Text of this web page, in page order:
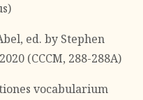
ed. by Stephen
(CCCM, 288-288A)
vocabularium